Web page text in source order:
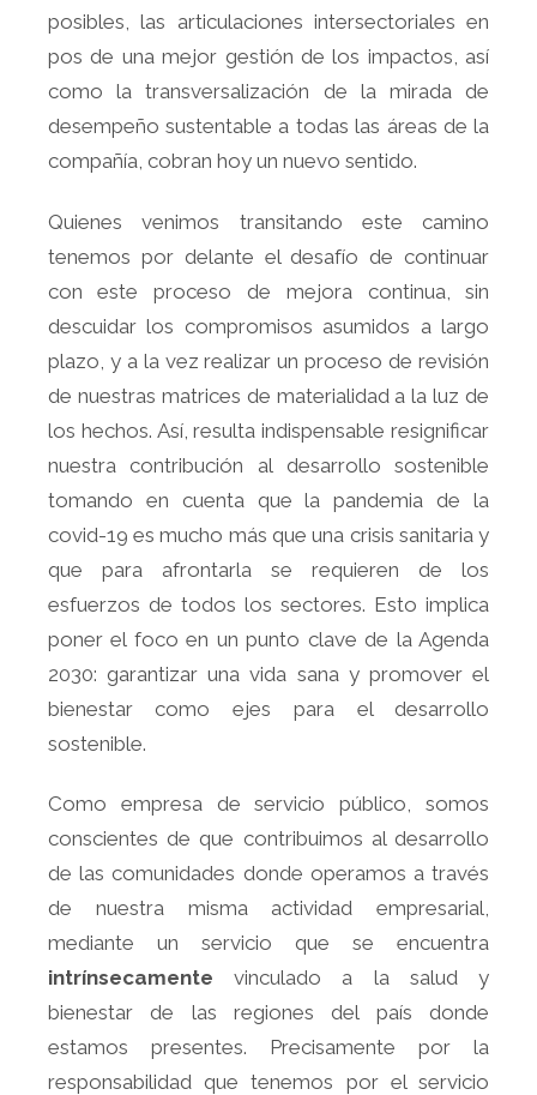
posibles, las articulaciones intersectoriales en
pos de una mejor gestión de los impactos, así
como la transversalización de la mirada de
desempeño sustentable a todas las áreas de la
compañía, cobran hoy un nuevo sentido.
Quienes venimos transitando este camino
tenemos por delante el desafío de continuar
con este proceso de mejora continua, sin
descuidar los compromisos asumidos a largo
plazo, y a la vez realizar un proceso de revisión
de nuestras matrices de materialidad a la luz de
los hechos. Así, resulta indispensable resignificar
nuestra contribución al desarrollo sostenible
tomando en cuenta que la pandemia de la
covid-19 es mucho más que una crisis sanitaria y
que para afrontarla se requieren de los
esfuerzos de todos los sectores. Esto implica
poner el foco en un punto clave de la Agenda
2030: garantizar una vida sana y promover el
bienestar como ejes para el desarrollo
sostenible.
Como empresa de servicio público, somos
conscientes de que contribuimos al desarrollo
de las comunidades donde operamos a través
de nuestra misma actividad empresarial,
mediante un servicio que se encuentra
intrínsecamente vinculado a la salud y
bienestar de las regiones del país donde
estamos presentes. Precisamente por la
responsabilidad que tenemos por el servicio